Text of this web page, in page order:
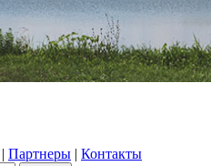
| Партнеры | Контакты